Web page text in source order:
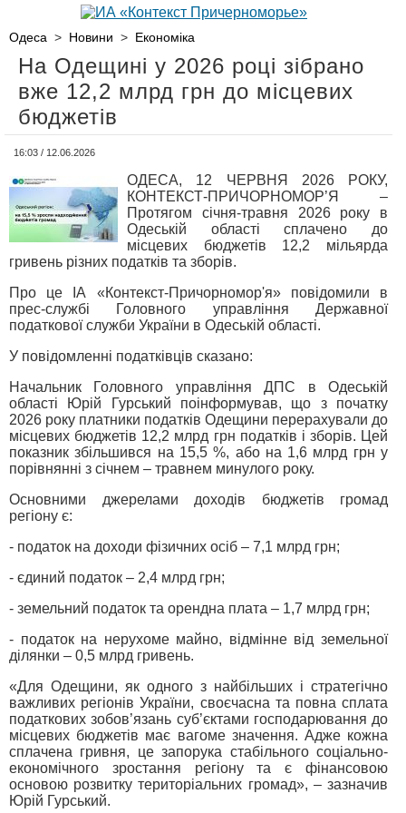
Одеса > Новини > Економіка
На Одещині у 2026 році зібрано
вже 12,2 млрд грн до місцевих
бюджетів
16:03 / 12.06.2026
ОДЕСА, 12 ЧЕРВНЯ 2026 РОКУ,
КОНТЕКСТ-ПРИЧОРНОМОР’Я –
Протягом січня-травня 2026 року в
Одеській області сплачено до
місцевих бюджетів 12,2 мільярда
гривень різних податків та зборів.
Про це ІА «Контекст-Причорномор'я» повідомили в
прес-службі Головного управління Державної
податкової служби України в Одеській області.
У повідомленні податківців сказано:
Начальник Головного управління ДПС в Одеській
області Юрій Гурський поінформував, що з початку
2026 року платники податків Одещини перерахували до
місцевих бюджетів 12,2 млрд грн податків і зборів. Цей
показник збільшився на 15,5 %, або на 1,6 млрд грн у
порівнянні з січнем – травнем минулого року.
Основними джерелами доходів бюджетів громад
регіону є:
- податок на доходи фізичних осіб – 7,1 млрд грн;
- єдиний податок – 2,4 млрд грн;
- земельний податок та орендна плата – 1,7 млрд грн;
- податок на нерухоме майно, відмінне від земельної
ділянки – 0,5 млрд гривень.
«Для Одещини, як одного з найбільших і стратегічно
важливих регіонів України, своєчасна та повна сплата
податкових зобов’язань суб’єктами господарювання до
місцевих бюджетів має вагоме значення. Адже кожна
сплачена гривня, це запорука стабільного соціально-
економічного зростання регіону та є фінансовою
основою розвитку територіальних громад», – зазначив
Юрій Гурський.